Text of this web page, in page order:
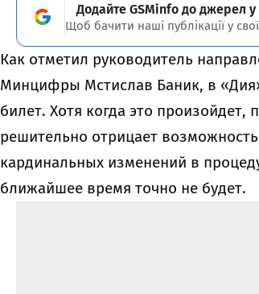
Додайте GSMinfo до джерел
Щоб бачити наші публікації у
Как отметил руководитель
Минцифры Мстислав Баник, в
билет. Хотя когда это
решительно отрицает
кардинальных изменений в
ближайшее время точно не будет.